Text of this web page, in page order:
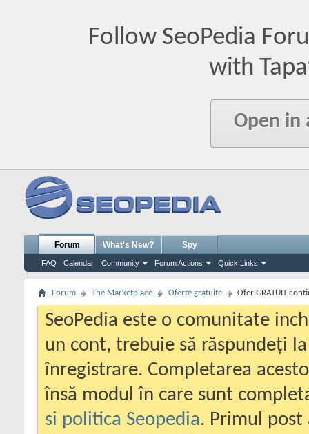
Follow SeoPedia
with
Open in
Forum
FAQ Calendar Community Forum Actions Quick Links
What's New? Spy
Forum The Marketplace Oferte gratuite Ofer GRATUIT
SeoPedia este o comunitate
un cont, trebuie să răspundeți
înregistrare. Completarea
însă modul în care sunt
si politica Seopedia. Primul